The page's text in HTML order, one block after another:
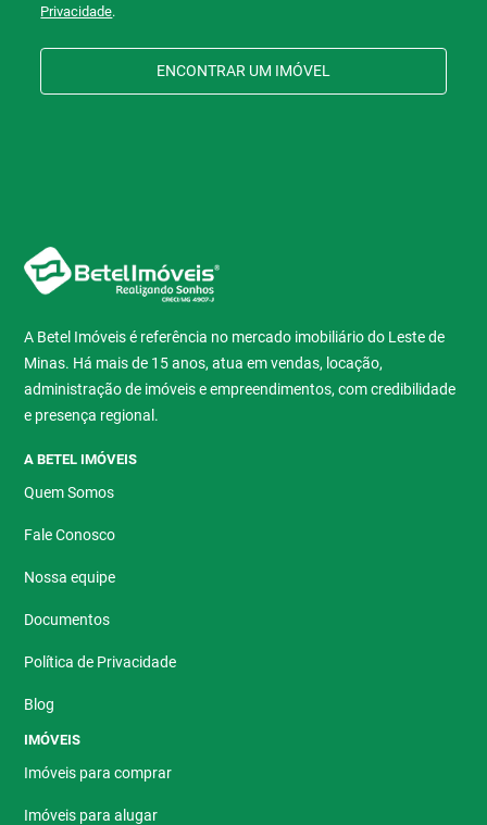
Privacidade.
ENCONTRAR UM IMÓVEL
A Betel Imóveis é referência no mercado imobiliário do Leste de
Minas. Há mais de 15 anos, atua em vendas, locação,
administração de imóveis e empreendimentos, com credibilidade
e presença regional.
A BETEL IMÓVEIS
Quem Somos
Fale Conosco
Nossa equipe
Documentos
Política de Privacidade
Blog
IMÓVEIS
Imóveis para comprar
Imóveis para alugar